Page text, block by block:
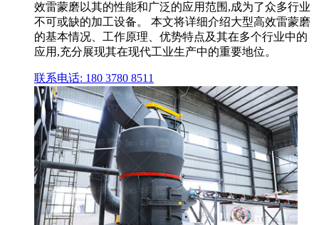
效雷蒙磨以其的性能和广泛的应用范围,成为了众多行业
不可或缺的加工设备。 本文将详细介绍大型高效雷蒙磨
的基本情况、工作原理、优势特点及其在多个行业中的
应用,充分展现其在现代工业生产中的重要地位。
联系电话: 180 3780 8511